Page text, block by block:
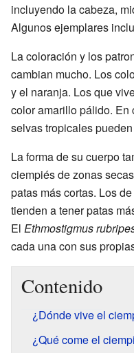
incluyendo la cabeza,
Algunos ejemplares
La coloración y los
cambian mucho. Los
y el naranja. Los que
color amarillo pálido. En
selvas tropicales
La forma de su cuerpo
ciempiés de zonas
patas más cortas. Los
tienden a tener patas
El Ethmostigmus
cada una con sus
Contenido
¿Dónde vive el
¿Qué come el